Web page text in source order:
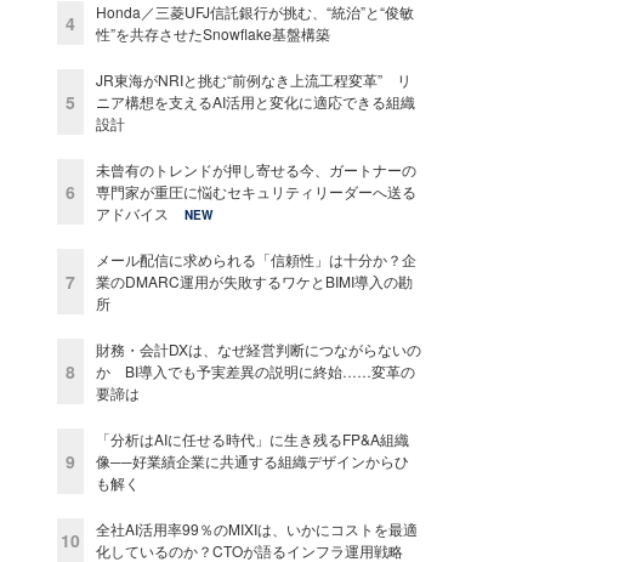
4
Honda／三菱UFJ信託銀行が挑む、“統治”と“俊敏
性”を共存させたSnowflake基盤構築
5
JR東海がNRIと挑む“前例なき上流工程変革” リ
ニア構想を支えるAI活用と変化に適応できる組織
設計
6
未曾有のトレンドが押し寄せる今、ガートナーの
専門家が重圧に悩むセキュリティリーダーへ送る
アドバイス
NEW
7
メール配信に求められる「信頼性」は十分か？企
業のDMARC運用が失敗するワケとBIMI導入の勘
所
8
財務・会計DXは、なぜ経営判断につながらないの
か BI導入でも予実差異の説明に終始……変革の
要諦は
9
「分析はAIに任せる時代」に生き残るFP&A組織
像──好業績企業に共通する組織デザインからひ
も解く
10
全社AI活用率99％のMIXIは、いかにコストを最適
化しているのか？CTOが語るインフラ運用戦略